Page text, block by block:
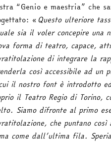
“Genio e maestria” che
« Questo ulteriore
sia il voler concepire una
forma di teatro, capace,
di integrare la
così accessibile ad un
il nostro font è introdotto
il Teatro Regio di Torino,
Siamo difronte al primo
che puntano
come dall’ultima fila.